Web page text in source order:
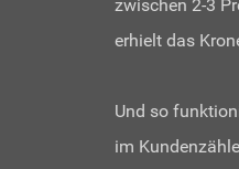
zwischen 2-3
erhielt das
Und so
im